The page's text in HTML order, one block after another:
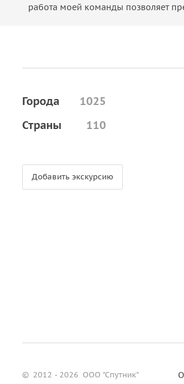
работа моей команды позволяет
Города
1025
Страны
110
Добавить экскурсию
© 2012 - 2026 ООО "Спутник"